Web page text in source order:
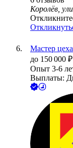
Королёв,
Мастер
до 150 000 ₽
Опыт 3-6
Выплаты: